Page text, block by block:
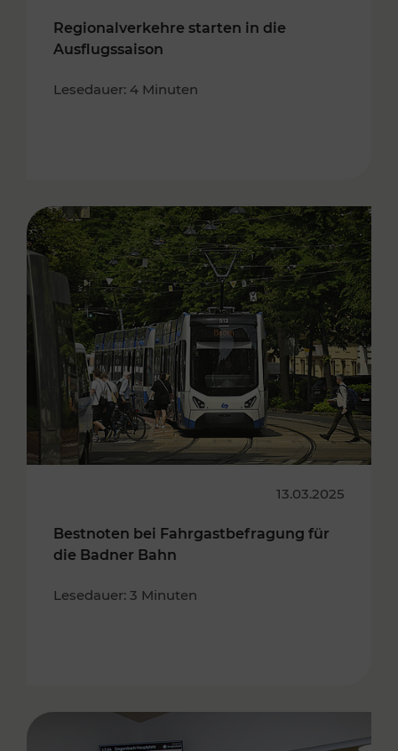
Regionalverkehre starten in die
Ausflugssaison
Lesedauer: 4 Minuten
13.03.2025
Bestnoten bei Fahrgastbefragung für
die Badner Bahn
Lesedauer: 3 Minuten